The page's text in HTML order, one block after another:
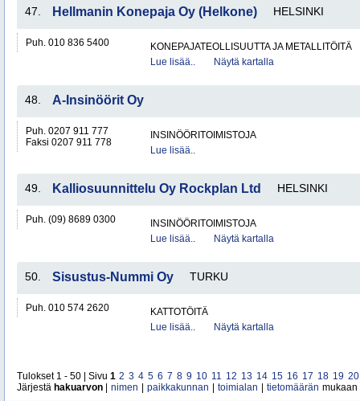
47. Hellmanin Konepaja Oy (Helkone) HELSINKI
Puh. 010 836 5400
KONEPAJATEOLLISUUTTA JA METALLITÖITÄ
Lue lisää..
Näytä kartalla
48. A-Insinöörit Oy
Puh. 0207 911 777
Faksi 0207 911 778
INSINÖÖRITOIMISTOJA
Lue lisää..
49. Kalliosuunnittelu Oy Rockplan Ltd HELSINKI
Puh. (09) 8689 0300
INSINÖÖRITOIMISTOJA
Lue lisää..
Näytä kartalla
50. Sisustus-Nummi Oy TURKU
Puh. 010 574 2620
KATTOTÖITÄ
Lue lisää..
Näytä kartalla
Tulokset 1 - 50 | Sivu 1 2 3 4 5 6 7 8 9 10 11 12 13 14 15 16 17 18 19 20
Järjestä hakuarvon nimen paikkakunnan toimialan tietomäärän mukaan